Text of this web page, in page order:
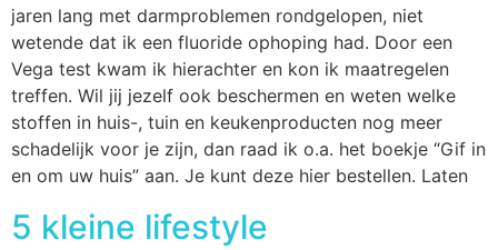
jaren lang met darmproblemen rondgelopen, niet
wetende dat ik een fluoride ophoping had. Door een
Vega test kwam ik hierachter en kon ik maatregelen
treffen. Wil jij jezelf ook beschermen en weten welke
stoffen in huis-, tuin en keukenproducten nog meer
schadelijk voor je zijn, dan raad ik o.a. het boekje “Gif in
en om uw huis” aan. Je kunt deze hier bestellen. Laten
5 kleine lifestyle